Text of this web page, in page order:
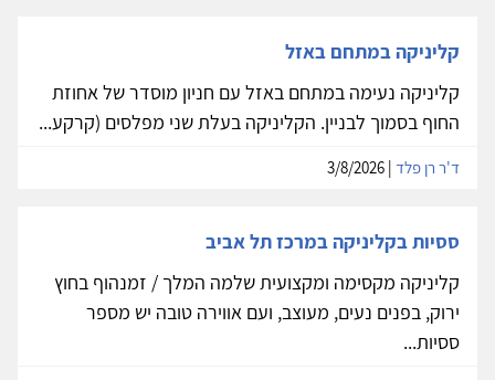
קליניקה במתחם באזל
קליניקה נעימה במתחם באזל עם חניון מוסדר של אחוזת
החוף בסמוך לבניין. הקליניקה בעלת שני מפלסים (קרקע...
ד'ר רן פלד
ססיות בקליניקה במרכז תל אביב
קליניקה מקסימה ומקצועית שלמה המלך / זמנהוף בחוץ
ירוק, בפנים נעים, מעוצב, ועם אווירה טובה יש מספר
ססיות...